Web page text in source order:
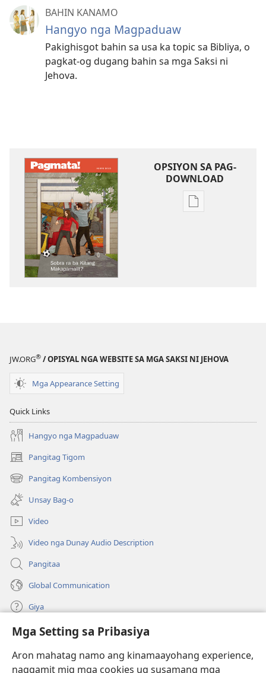
Mga Setting sa Pribasiya
Aron mahatag namo ang kinamaayohang experience,
naggamit mig mga cookies ug susamang mga
BAHIN KANAMO
Hangyo nga Magpaduaw
Pakighisgot bahin sa usa ka topic sa Bibliya, o
pagkat-og dugang bahin sa mga Saksi ni
Jehova.
OPSIYON SA PAG-
DOWNLOAD
Opsiyon
Makapamalit?
JW.ORG® / OPISYAL NGA WEBSITE SA MGA SAKSI NI JEHOVA
Mga Appearance Setting
Quick Links
Hangyo nga Magpaduaw
Pangitag Tigom
(mo-
open
ug
bag-
ong
window)
Pangitag Kombensiyon
(mo-
open
ug
bag-
ong
window)
Unsay Bag-o
Video
Video nga Dunay Audio Description
Pangitaa
Global Communication
Giya
Donasyon
(mo-
open
Watchtower ONLINE NGA LIBRARYA